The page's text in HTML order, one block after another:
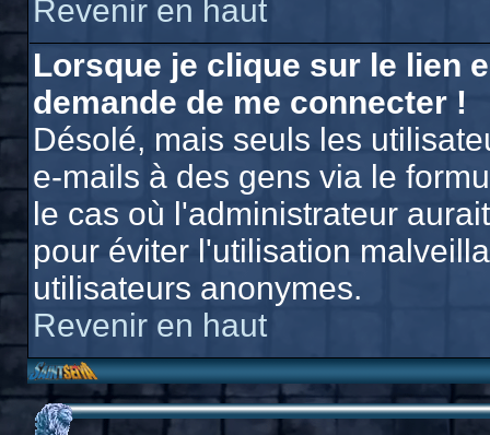
Revenir en haut
Lorsque je clique sur le lien
demande de me connecter !
Désolé, mais seuls les
e-mails à des gens via le
le cas où l'administrateur
pour éviter l'utilisation
utilisateurs anonymes.
Revenir en haut